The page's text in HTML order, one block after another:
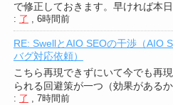
で修正しておきます。早ければ本日
: 了 , 6時間前
RE: SwellとAIO SEOの干渉（AIO
バグ対応依頼）
こちら再現できずにいて今でも再
られる回避策が一つ（効果がある
: 了 , 7時間前